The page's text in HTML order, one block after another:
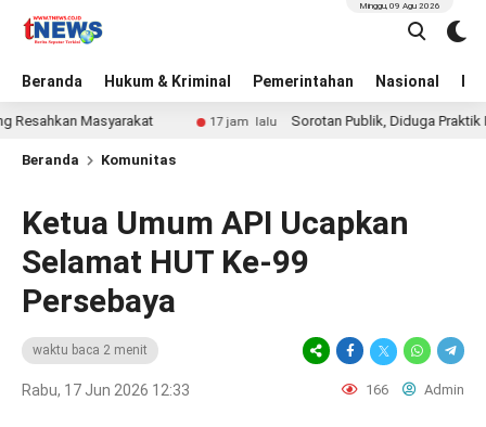
Beranda Hukum & Kriminal Pemerintahan Nasional
Minggu, 09 Agu 2026
Masyarakat 17 jam lalu Sorotan Publik, Diduga Praktik Pungli
Beranda Komunitas
Ketua Umum API Ucapkan
Selamat HUT Ke‑99
Persebaya
waktu baca 2 menit
Rabu, 17 Jun 2026 12:33 166 Admin